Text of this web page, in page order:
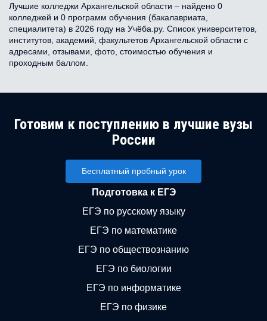
Лучшие колледжи Архангельской области – найдено 0
колледжей и 0 программ обучения (бакалавриата,
специалитета) в 2026 году на Учёба.ру. Список университетов,
институтов, академий, факультетов Архангельской области с
адресами, отзывами, фото, стоимостью обучения и
проходным баллом.
Готовим к поступлению в лучшие вузы
России
Бесплатный пробный урок
Подготовка к ЕГЭ
ЕГЭ по русскому языку
ЕГЭ по математике
ЕГЭ по обществознанию
ЕГЭ по биологии
ЕГЭ по информатике
ЕГЭ по физике